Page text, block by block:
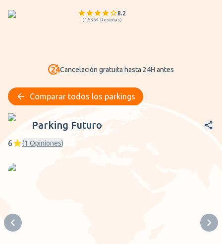
8.2
(16354 Reseñas)
Cancelación gratuita hasta 24H antes
Comparar todos los parkings
Parking Futuro
Parking Futuro
6 (1 Opiniones)
Previous slide